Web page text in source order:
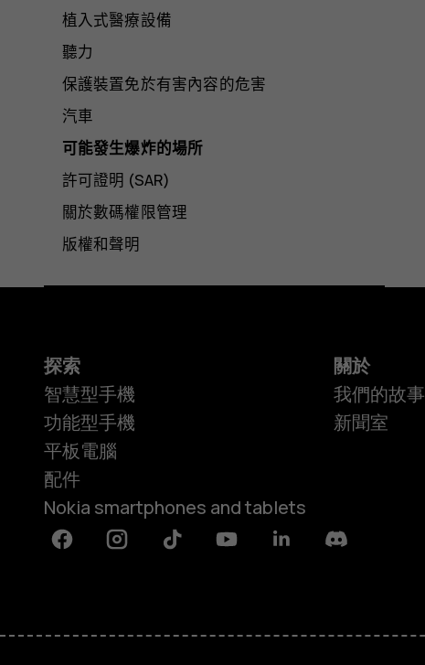
植入式醫療設備
聽力
保護裝置免於有害內容的危害
汽車
可能發生爆炸的場所
許可證明 (SAR)
關於數碼權限管理
版權和聲明
探索
智慧型手機
功能型手機
平板電腦
配件
Nokia smartphones and tablets
關於
我們的故事
新聞室
FacebookInstagramTiktok YoutubeLinkedinDiscord